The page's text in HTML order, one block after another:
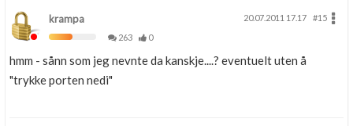
krampa 20.07.2011 17.17
#15
263
0
hmm - sånn som jeg nevnte da kanskje....? eventuelt uten å
"trykke porten nedi"